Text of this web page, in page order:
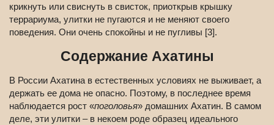
крикнуть или свиснуть в свисток, приоткрыв крышку
террариума, улитки не пугаются и не меняют своего
поведения. Они очень спокойны и не пугливы [3].
Содержание Ахатины
В России Ахатина в естественных условиях не выживает, а
держать ее дома не опасно. Поэтому, в последнее время
наблюдается рост «поголовья» домашних Ахатин. В самом
деле, эти улитки – в некоем роде образец идеального